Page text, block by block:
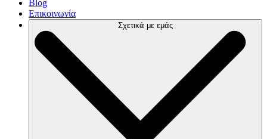
Blog
Επικοινωνία
Σχετικά με εμάς